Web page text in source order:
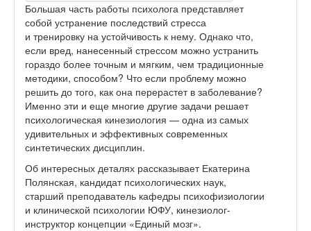
Большая часть работы психолога представляет
собой устранение последствий стресса
и тренировку на устойчивость к нему. Однако что,
если вред, нанесенный стрессом можно устранить
гораздо более точным и мягким, чем традиционные
методики, способом? Что если проблему можно
решить до того, как она перерастет в заболевание?
Именно эти и еще многие другие задачи решает
психологическая кинезиология — одна из самых
удивительных и эффективных современных
синтетических дисциплин.
Об интересных деталях рассказывает Екатерина
Полянская, кандидат психологических наук,
старший преподаватель кафедры психофизиологии
и клинической психологии ЮФУ, кинезиолог-
инструктор концепции «Единый мозг».